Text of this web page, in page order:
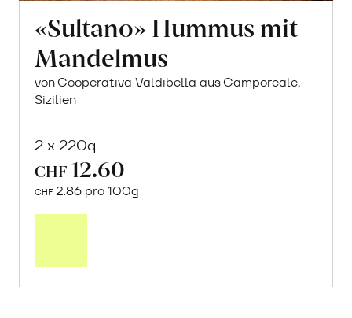
«Sultano» Hummus mit
Mandelmus
von Cooperativa Valdibella aus Camporeale,
Sizilien
2 x 220g
CHF 12.60
CHF 2.86 pro 100g